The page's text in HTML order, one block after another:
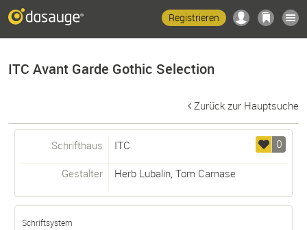
Registrieren
ITC Avant Garde Gothic Selection
Zurück zur Hauptsuche
0
Schrifthaus ITC
Gestalter Herb Lubalin, Tom Carnase
Schriftsystem